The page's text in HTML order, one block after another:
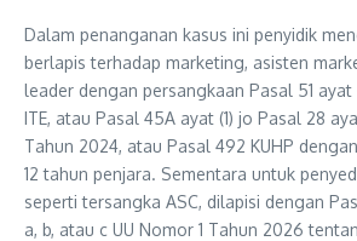
Dalam penanganan kasus ini penyidik
berlapis terhadap marketing, asisten
leader dengan persangkaan Pasal 51 ayat
ITE, atau Pasal 45A ayat (1) jo Pasal 28
Tahun 2024, atau Pasal 492 KUHP
12 tahun penjara. Sementara untuk
seperti tersangka ASC, dilapisi dengan
a, b, atau c UU Nomor 1 Tahun 2026